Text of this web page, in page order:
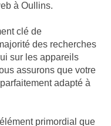
à Oullins.
clé de
des recherches
sur les appareils
assurons que votre
adapté à
primordial que